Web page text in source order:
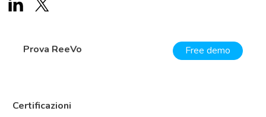
Prova ReeVo Free demo
Certificazioni